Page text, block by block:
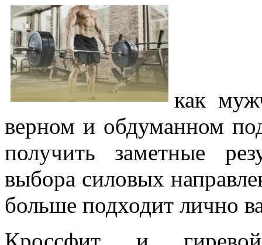
как
верном и обдуманном
получить заметные
выбора силовых
больше подходит лично